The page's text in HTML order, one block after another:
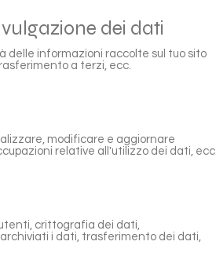
dei dati
delle informazioni raccolte sul tuo sito
a terzi, ecc.
modificare e aggiornare
relative all'utilizzo dei dati, ecc.
crittografia dei dati,
i dati, trasferimento dei dati,